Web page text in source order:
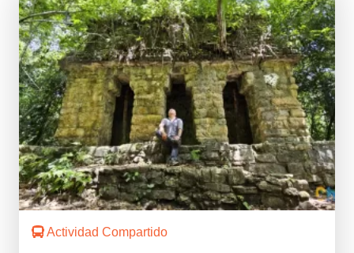
Actividad Compartido